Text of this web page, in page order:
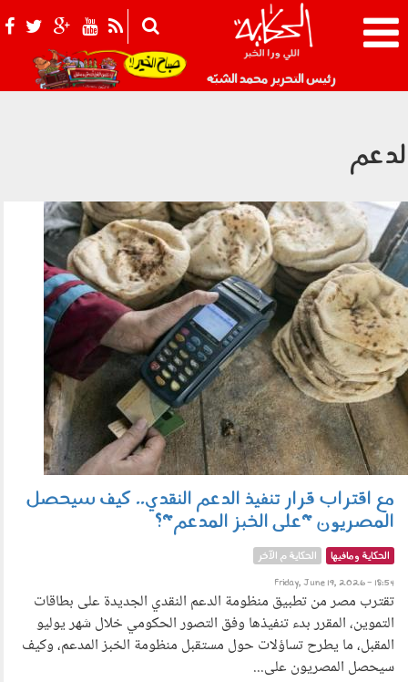
رئيس التحرير محمد الشبّه 021_2.png
190601.jpg
مع اقتراب قرار تنفيذ الدعم النقدي.. كيف سيحصل
المصريون "على الخبز المدعم"؟
الحكاية ومافيها الحكاية م الآخر
Friday, June 19, 2026 - 18:54
تقترب مصر من تطبيق منظومة الدعم النقدي الجديدة على بطاقات
التموين، المقرر بدء تنفيذها وفق التصور الحكومي خلال شهر يوليو
المقبل، ما يطرح تساؤلات حول مستقبل منظومة الخبز المدعم، وكيف
سيحصل المصريون على...